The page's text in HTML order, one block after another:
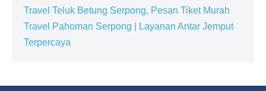
Travel Teluk Betung Serpong, Pesan Tiket Murah
Travel Pahoman Serpong | Layanan Antar Jemput
Terpercaya